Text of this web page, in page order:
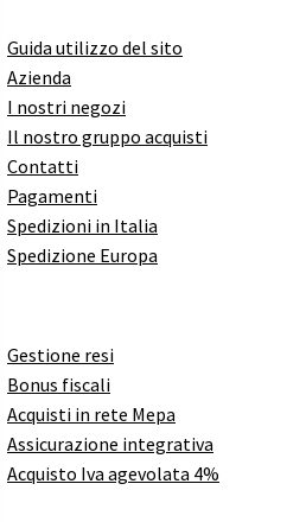
Guida utilizzo del sito
Azienda
I nostri negozi
Il nostro gruppo acquisti
Contatti
Pagamenti
Spedizioni in Italia
Spedizione Europa
Gestione resi
Bonus fiscali
Acquisti in rete Mepa
Assicurazione integrativa
Acquisto Iva agevolata 4%